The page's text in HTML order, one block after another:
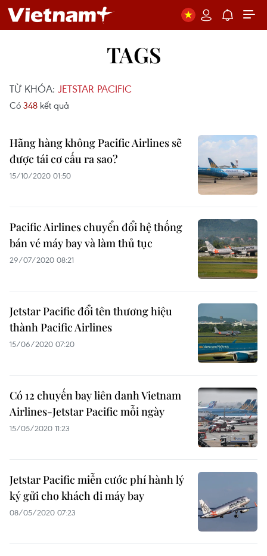
TAGS
TỪ KHÓA: JETSTAR PACIFIC
Có 348 kết quả
Hãng hàng không Pacific Airlines sẽ
được tái cơ cấu ra sao?
15/10/2020 01:50
Pacific Airlines chuyển đổi hệ thống
bán vé máy bay và làm thủ tục
29/07/2020 08:21
Jetstar Pacific đổi tên thương hiệu
thành Pacific Airlines
15/06/2020 07:20
Có 12 chuyến bay liên danh Vietnam
Airlines-Jetstar Pacific mỗi ngày
15/05/2020 11:23
Jetstar Pacific miễn cước phí hành lý
ký gửi cho khách đi máy bay
08/05/2020 07:23